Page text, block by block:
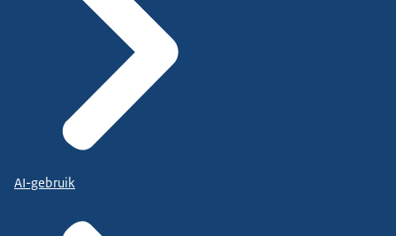
AI-gebruik